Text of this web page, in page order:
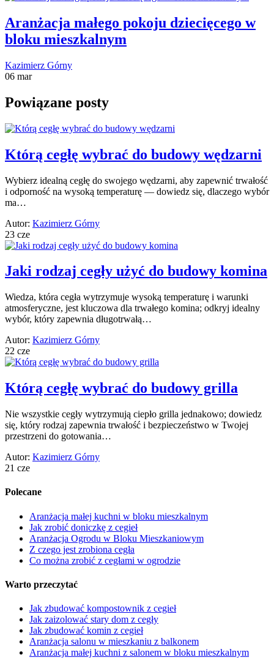
Aranżacja małego pokoju dziecięcego w
bloku mieszkalnym
Kazimierz Górny
06 mar
Powiązane posty
Którą cegłę wybrać do budowy wędzarni
Wybierz idealną cegłę do swojego wędzarni, aby zapewnić trwałość
i odporność na wysoką temperaturę — dowiedz się, dlaczego wybór
ma…
Autor: Kazimierz Górny
23 cze
Jaki rodzaj cegły użyć do budowy komina
Wiedza, która cegła wytrzymuje wysoką temperaturę i warunki
atmosferyczne, jest kluczowa dla trwałego komina; odkryj idealny
wybór, który zapewnia długotrwałą…
Autor: Kazimierz Górny
22 cze
Którą cegłę wybrać do budowy grilla
Nie wszystkie cegły wytrzymują ciepło grilla jednakowo; dowiedz
się, który rodzaj zapewnia trwałość i bezpieczeństwo w Twojej
przestrzeni do gotowania…
Autor: Kazimierz Górny
21 cze
Polecane
Aranżacja małej kuchni w bloku mieszkalnym
Jak zrobić doniczkę z cegieł
Aranżacja Ogrodu w Bloku Mieszkaniowym
Z czego jest zrobiona cegła
Co można zrobić z cegłami w ogrodzie
Warto przeczytać
Jak zbudować kompostownik z cegieł
Jak zaizolować stary dom z cegły
Jak zbudować komin z cegieł
Aranżacja salonu w mieszkaniu z balkonem
Aranżacja małej kuchni z salonem w bloku mieszkalnym